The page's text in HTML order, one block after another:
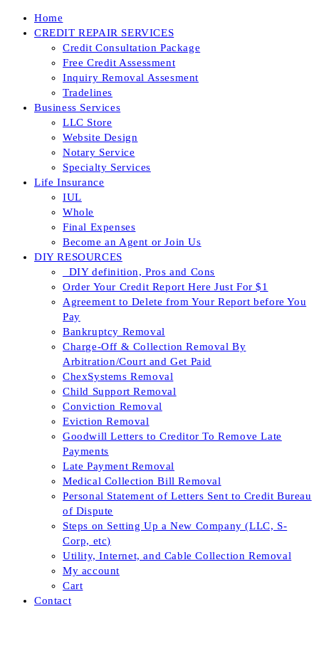
Skip
Home
CREDIT REPAIR SERVICES
Credit Consultation Package
Free Credit Assessment
Inquiry Removal Assesment
Tradelines
Business Services
LLC Store
Website Design
Notary Service
Specialty Services
Life Insurance
IUL
Whole
Final Expenses
Become an Agent or Join Us
DIY RESOURCES
_DIY definition, Pros and Cons
Order Your Credit Report Here Just For $1
Agreement to Delete from Your Report before You
Pay
Bankruptcy Removal
Charge-Off & Collection Removal By
Arbitration/Court and Get Paid
ChexSystems Removal
Child Support Removal
Conviction Removal
Eviction Removal
Goodwill Letters to Creditor To Remove Late
Payments
Late Payment Removal
Medical Collection Bill Removal
Personal Statement of Letters Sent to Credit Bureau
of Dispute
Steps on Setting Up a New Company (LLC, S-
Corp, etc)
Utility, Internet, and Cable Collection Removal
My account
Cart
Contact